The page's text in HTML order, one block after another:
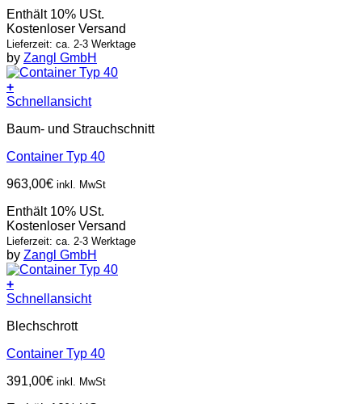
Enthält 10% USt.
Kostenloser Versand
Lieferzeit: ca. 2-3 Werktage
by Zangl GmbH
+
Schnellansicht
Baum- und Strauchschnitt
Container Typ 40
963,00€ inkl. MwSt
Enthält 10% USt.
Kostenloser Versand
Lieferzeit: ca. 2-3 Werktage
by Zangl GmbH
+
Schnellansicht
Blechschrott
Container Typ 40
391,00€ inkl. MwSt